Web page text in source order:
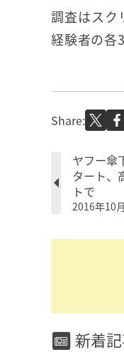
調査はスク
経験者の各
Share:
ヤフー傘
タート、
トで
2016年10
新着